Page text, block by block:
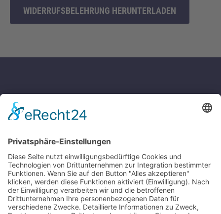
WIDERRUFSBELEHRUNG HERUNTERLADEN
IMMOBILIENHAUS IN WIESBADEN
65187 Wiesbaden
Telefon +49 611 81 12 81
info@immobilienhaus.de